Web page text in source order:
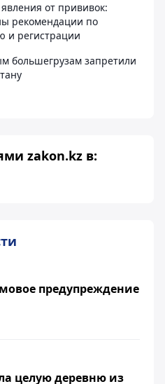
от прививок:
рекомендации по
и регистрации
большегрузам запретили
zakon.kz в:
предупреждение
целую деревню из